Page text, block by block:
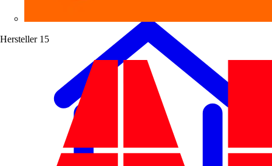
Hersteller 15